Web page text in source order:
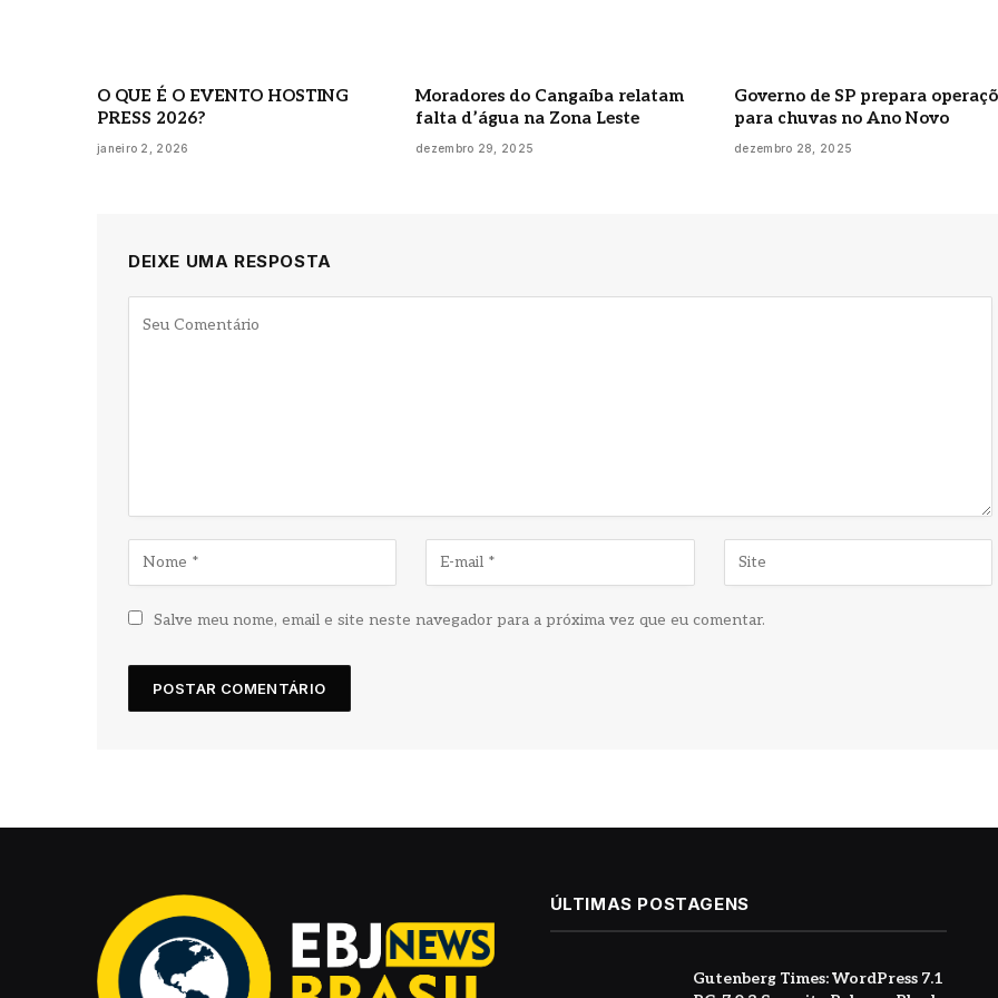
O QUE É O EVENTO HOSTING
PRESS 2026?
janeiro 2, 2026
Moradores do Cangaíba relatam
falta d’água na Zona Leste
dezembro 29, 2025
Governo de SP prepara
para chuvas no Ano Novo
dezembro 28, 2025
DEIXE UMA RESPOSTA
Salve meu nome, email e site neste navegador para a próxima vez que eu comentar.
ÚLTIMAS POSTAGENS
Gutenberg Times: WordPress 7.1